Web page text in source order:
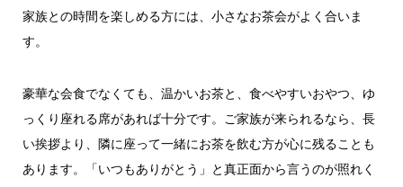
家族との時間を楽しめる方には、小さなお茶会がよく合いま
す。
豪華な会食でなくても、温かいお茶と、食べやすいおやつ、ゆ
っくり座れる席があれば十分です。ご家族が来られるなら、長
い挨拶より、隣に座って一緒にお茶を飲む方が心に残ることも
あります。「いつもありがとう」と真正面から言うのが照れく